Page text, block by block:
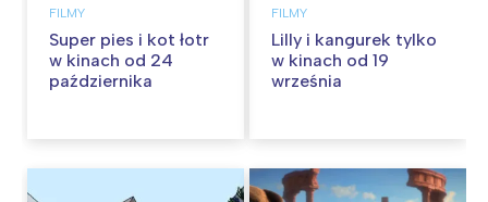
FILMY
Super pies i kot łotr
w kinach od 24
października
FILMY
Lilly i kangurek tylko
w kinach od 19
września